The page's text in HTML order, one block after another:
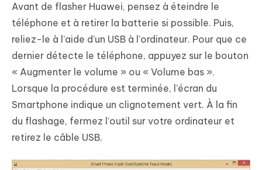
Avant de flasher Huawei, pensez à éteindre le
téléphone et à retirer la batterie si possible. Puis,
reliez-le à l’aide d’un USB à l’ordinateur. Pour que ce
dernier détecte le téléphone, appuyez sur le bouton
« Augmenter le volume » ou « Volume bas ».
Lorsque la procédure est terminée, l’écran du
Smartphone indique un clignotement vert. À la fin
du flashage, fermez l’outil sur votre ordinateur et
retirez le câble USB.